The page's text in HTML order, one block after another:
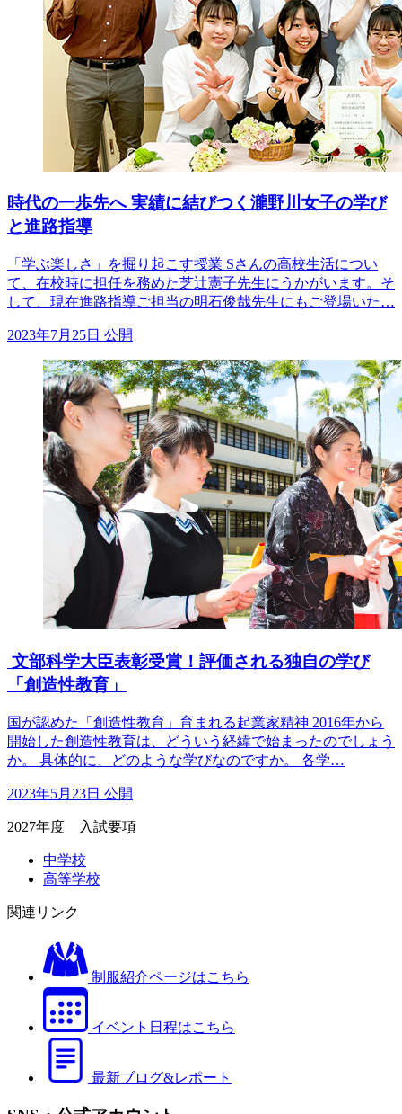
時代の一歩先へ 実績に結びつく瀧野川女子の学び
と進路指導
「学ぶ楽しさ」を掘り起こす授業 Sさんの高校生活につい
て、在校時に担任を務めた芝辻憲子先生にうかがいます。そ
して、現在進路指導ご担当の明石俊哉先生にもご登場いた…
2023年7月25日 公開
文部科学大臣表彰受賞！評価される独自の学び
「創造性教育」
国が認めた「創造性教育」育まれる起業家精神 2016年から
開始した創造性教育は、どういう経緯で始まったのでしょう
か。 具体的に、どのような学びなのですか。 各学…
2023年5月23日 公開
2027年度 入試要項
中学校
高等学校
関連リンク
制服紹介ページはこちら
イベント日程はこちら
最新ブログ&レポート